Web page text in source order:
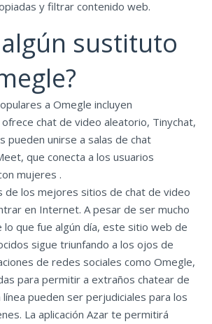
y filtrar contenido web.
sustituto
a Omegle incluyen
chat de video aleatorio, Tinychat,
pueden unirse a salas de chat
que conecta a los usuarios
mujeres .
de los mejores sitios de chat de video
en Internet. A pesar de ser mucho
lo que fue algún día, este sitio web de
sigue triunfando a los ojos de
de redes sociales como Omegle,
para permitir a extraños chatear de
pueden ser perjudiciales para los
La aplicación Azar te permitirá